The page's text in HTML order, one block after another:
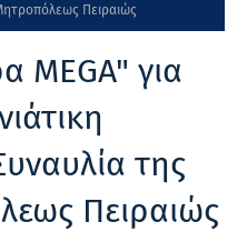
Πειραιώς
MEGA" για
της
Πειραιώς